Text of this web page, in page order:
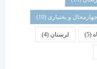
و بختیاری (10)
لرستان (4)